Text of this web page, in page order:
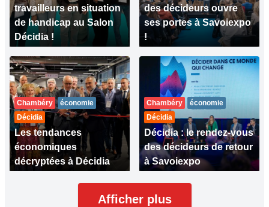
travailleurs en situation
de handicap au Salon
Décidia !
des décideurs ouvre
ses portes à Savoiexpo
!
Chambéry
économie
Décidia
Les tendances
économiques
décryptées à Décidia
Chambéry
économie
Décidia
Décidia : le rendez-vous
des décideurs de retour
à Savoiexpo
Afficher plus